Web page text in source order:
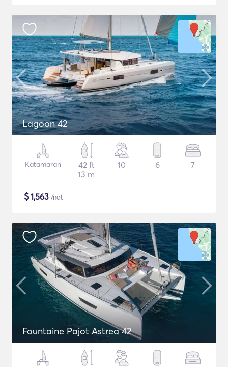
Lagoon 42
Katamaran
42 ft
13 m
10 6 7
$1,563 /nat
Fountaine Pajot Astrea 42